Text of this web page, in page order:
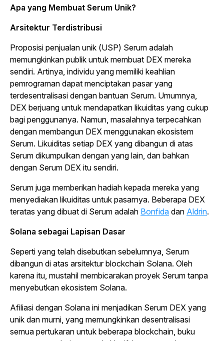
Apa yang Membuat Serum Unik?
Arsitektur Terdistribusi
Proposisi penjualan unik (USP) Serum adalah
memungkinkan publik untuk membuat DEX mereka
sendiri. Artinya, individu yang memiliki keahlian
pemrograman dapat menciptakan pasar yang
terdesentralisasi dengan bantuan Serum. Umumnya,
DEX berjuang untuk mendapatkan likuiditas yang cukup
bagi penggunanya. Namun, masalahnya terpecahkan
dengan membangun DEX menggunakan ekosistem
Serum. Likuiditas setiap DEX yang dibangun di atas
Serum dikumpulkan dengan yang lain, dan bahkan
dengan Serum DEX itu sendiri.
Serum juga memberikan hadiah kepada mereka yang
menyediakan likuiditas untuk pasarnya. Beberapa DEX
teratas yang dibuat di Serum adalah Bonfida dan Aldrin.
Solana sebagai Lapisan Dasar
Seperti yang telah disebutkan sebelumnya, Serum
dibangun di atas arsitekturblockchain Solana. Oleh
karena itu, mustahil membicarakan proyek Serum tanpa
menyebutkan ekosistem Solana.
Afiliasi dengan Solana ini menjadikan Serum DEX yang
unik dan murni, yang memungkinkan desentralisasi
semua pertukaran untuk beberapa blockchain, buku